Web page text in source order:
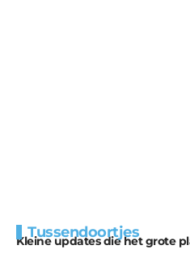
Tussendoortjes
Kleine updates die het grote
voor kabouters